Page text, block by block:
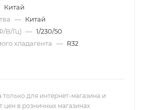
Китай
— Китай
В/Гц) — 1/230/50
хладагента — R32
только для интернет-магазина и
цен в розничных магазинах